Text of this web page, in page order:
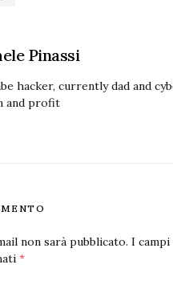
Pinassi
hacker, currently dad and
and profit
non sarà pubblicato. I
*